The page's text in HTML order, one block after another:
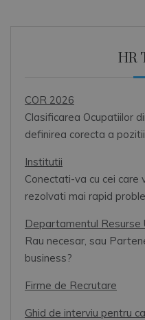
HR
COR 2026
Clasificarea Ocupatiilor
definirea corecta a
Institutii
Conectati-va cu cei care
rezolvati mai rapid
Departamentul Resurse
Rau necesar, sau
business?
Firme de Recrutare
Ghid de interviu pentru